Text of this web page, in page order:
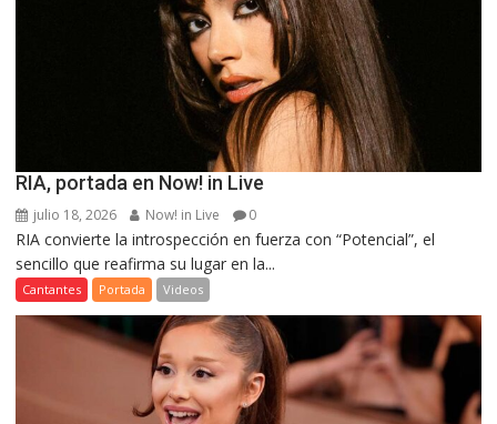
RIA, portada en Now! in Live
julio 18, 2026 Now! in Live 0
RIA convierte la introspección en fuerza con “Potencial”, el
sencillo que reafirma su lugar en la...
Cantantes Portada Videos